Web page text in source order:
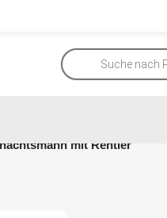
mit Rentier